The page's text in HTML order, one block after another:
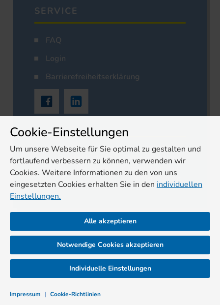
SERVICE
FAQ
Login
Barrierefreiheitserklärung
Impressum
Datenschutz
Cookie-Richtlinien
Cookie-Einstellung
AGB's
Mediadaten
Kundeninformation
Widerrufsrecht
Cookie-Einstellungen
Um unsere Webseite für Sie optimal zu gestalten und
fortlaufend verbessern zu können, verwenden wir
Cookies. Weitere Informationen zu den von uns
eingesetzten Cookies erhalten Sie in den individuellen
Einstellungen.
Alle akzeptieren
Notwendige Cookies akzeptieren
Impressum | Cookie-Richtlinien
Individuelle Einstellungen